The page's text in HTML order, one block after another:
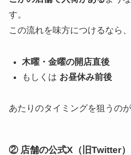
す。
この流れを味方につけるなら、
木曜・金曜の開店直後
もしくは お昼休み前後
あたりのタイミングを狙うの
② 店舗の公式X（旧Twitter